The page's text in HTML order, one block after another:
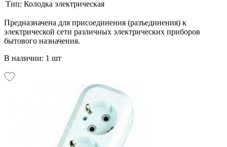
Тип: Колодка электрическая
Предназначена для присоединения (разъединения) к
электрической сети различных электрических приборов
бытового назначения.
В наличии: 1 шт